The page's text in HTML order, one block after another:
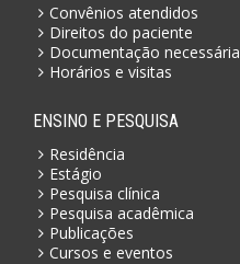
Convênios atendidos
Direitos do paciente
Documentação necessária
Horários e visitas
ENSINO E PESQUISA
Residência
Estágio
Pesquisa clínica
Pesquisa acadêmica
Publicações
Cursos e eventos